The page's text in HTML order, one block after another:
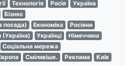
Технологія Росія
Україна
Бізнес
посада)
Економіка
Росіяни
(Україна)
Українці
Німеччина
Соціальна мережа
Сміливіше. Реклама
Київ